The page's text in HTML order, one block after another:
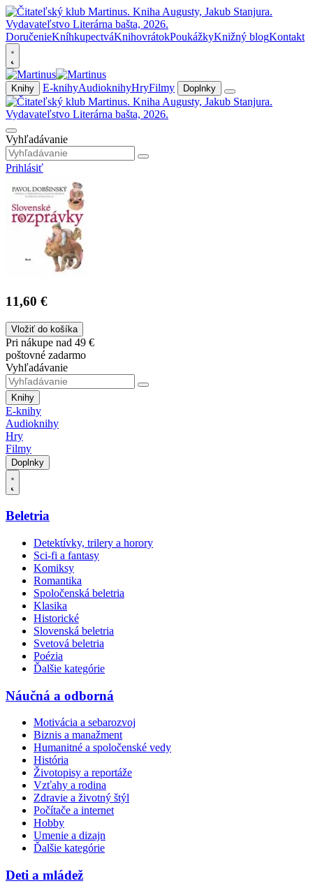
DoručenieKníhkupectváKnihovrátokPoukážkyKnižný blogKontakt
Knihy E-knihyAudioknihyHryFilmy Doplnky
Vyhľadávanie
Prihlásiť
11,60 €
Vložiť do košíka
Pri nákupe nad 49 €
poštovné zadarmo
Vyhľadávanie
Knihy
E-knihy
Audioknihy
Hry
Filmy
Doplnky
Beletria
Detektívky, trilery a horory
Sci-fi a fantasy
Komiksy
Romantika
Spoločenská beletria
Klasika
Historické
Slovenská beletria
Svetová beletria
Poézia
Ďalšie kategórie
Náučná a odborná
Motivácia a sebarozvoj
Biznis a manažment
Humanitné a spoločenské vedy
História
Životopisy a reportáže
Vzťahy a rodina
Zdravie a životný štýl
Počítače a internet
Hobby
Umenie a dizajn
Ďalšie kategórie
Deti a mládež